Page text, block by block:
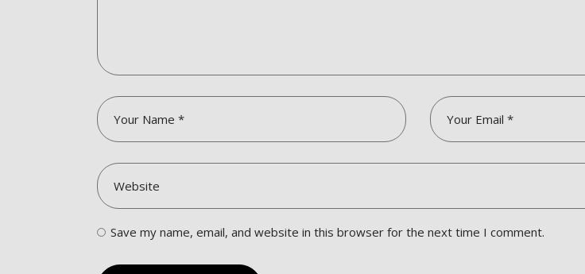
Save my name, email, and website in this browser for the next time I comment.